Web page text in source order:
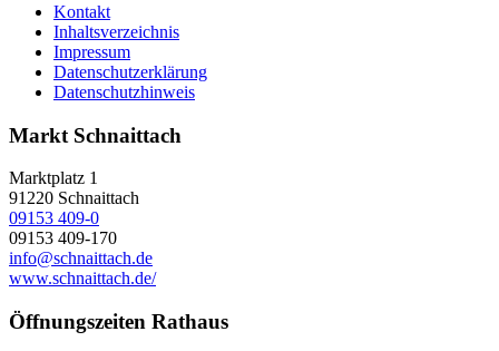
Kontakt
Inhaltsverzeichnis
Impressum
Datenschutzerklärung
Datenschutzhinweis
Markt Schnaittach
Marktplatz 1
91220 Schnaittach
09153 409-0
09153 409-170
info@schnaittach.de
www.schnaittach.de/
Öffnungszeiten Rathaus